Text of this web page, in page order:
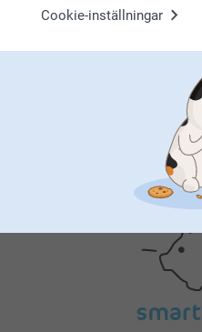
Cookie-inställningar
Varför
Nöjd